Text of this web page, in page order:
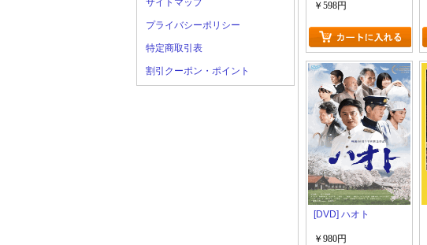
サイトマップ
プライバシーポリシー
特定商取引表
割引クーポン・ポイント
￥598円
[DVD] ハオト
￥980円